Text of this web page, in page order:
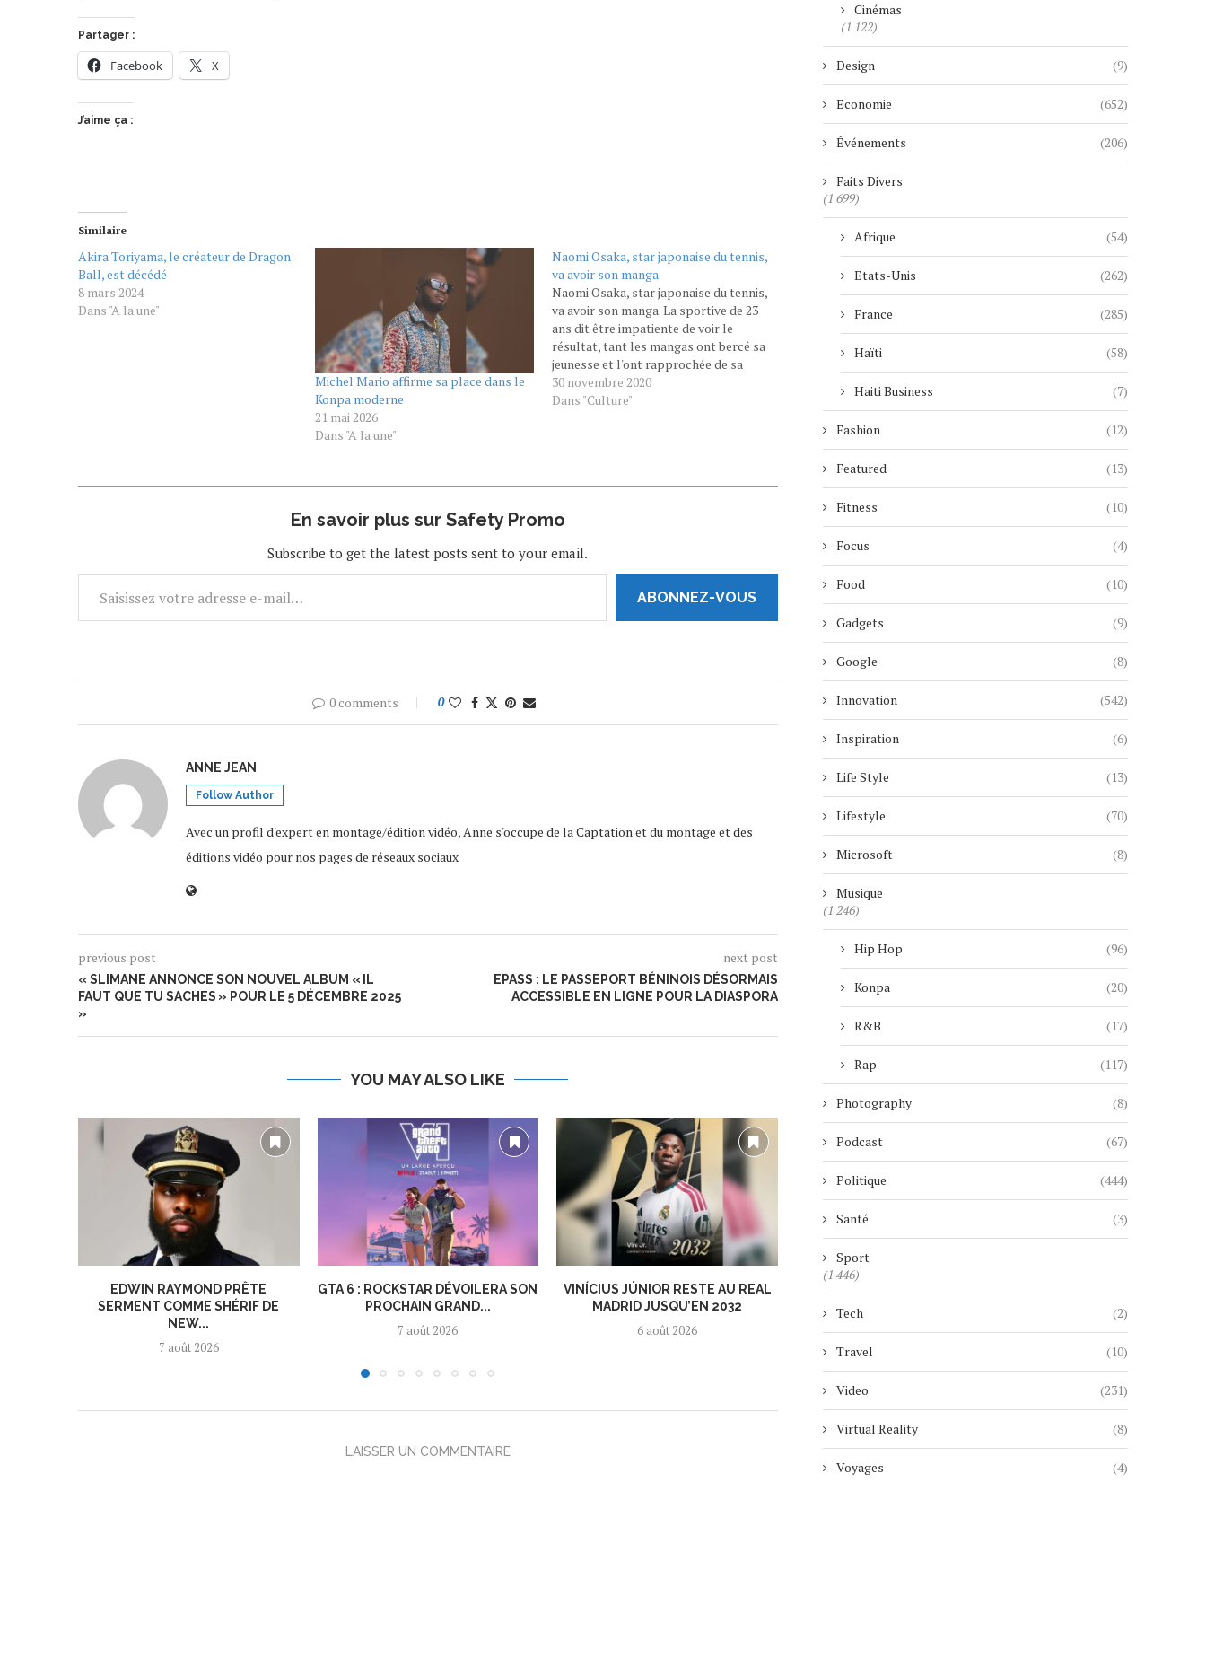
Partager :
Facebook X
J’aime ça :
Similaire
Akira Toriyama, le créateur de Dragon
Ball, est décédé
8 mars 2024
Dans "A la une"
Michel Mario affirme sa place dans le
Konpa moderne
21 mai 2026
Dans "A la une"
Naomi Osaka, star japonaise du tennis,
va avoir son manga
Naomi Osaka, star japonaise du tennis,
va avoir son manga. La sportive de 23
ans dit être impatiente de voir le
résultat, tant les mangas ont bercé sa
jeunesse et l'ont rapprochée de sa
sœur. AFP LIVRES - La Japonaise
Naomi Osaka, ex-N.1 mondiale et
30 novembre 2020
Dans "Culture"
En savoir plus sur Safety Promo
Subscribe to get the latest posts sent to your email.
ABONNEZ-VOUS
0 comments 0
ANNE JEAN
Follow Author
Avec un profil d'expert en montage/édition vidéo, Anne s'occupe de la Captation et du montage et des
éditions vidéo pour nos pages de réseaux sociaux
previous post
« SLIMANE ANNONCE SON NOUVEL ALBUM « IL
FAUT QUE TU SACHES » POUR LE 5 DÉCEMBRE 2025
»
next post
EPASS : LE PASSEPORT BÉNINOIS DÉSORMAIS
ACCESSIBLE EN LIGNE POUR LA DIASPORA
YOU MAY ALSO LIKE
EDWIN RAYMOND PRÊTE
SERMENT COMME SHÉRIF DE
NEW...
7 août 2026
GTA 6 : ROCKSTAR DÉVOILERA SON
PROCHAIN GRAND...
7 août 2026
VINÍCIUS JÚNIOR RESTE AU REAL
MADRID JUSQU’EN 2032
6 août 2026
PHONE LE 12 AOÛT
4 août 2026
JACKSON PASSE À
4 août 2026
LAISSER UN COMMENTAIRE
Cinémas
(1 122)
Design (9)
Economie (652)
Événements (206)
Faits Divers
(1 699)
Afrique (54)
Etats-Unis (262)
France (285)
Haïti (58)
Haiti Business (7)
Fashion (12)
Featured (13)
Fitness (10)
Focus (4)
Food (10)
Gadgets (9)
Google (8)
Innovation (542)
Inspiration (6)
Life Style (13)
Lifestyle (70)
Microsoft (8)
Musique
(1 246)
Hip Hop (96)
Konpa (20)
R&B (17)
Rap (117)
Photography (8)
Podcast (67)
Politique (444)
Santé (3)
Sport
(1 446)
Tech (2)
Travel (10)
Video (231)
Virtual Reality (8)
Voyages (4)